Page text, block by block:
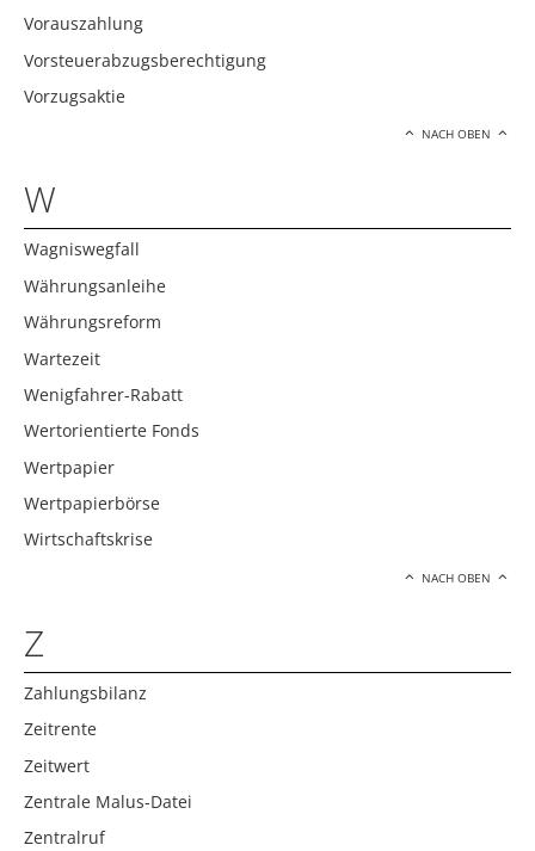
Vorauszahlung
Vorsteuerabzugsberechtigung
Vorzugsaktie
NACH OBEN
W
Wagniswegfall
Währungsanleihe
Währungsreform
Wartezeit
Wenigfahrer-Rabatt
Wertorientierte Fonds
Wertpapier
Wertpapierbörse
Wirtschaftskrise
NACH OBEN
Z
Zahlungsbilanz
Zeitrente
Zeitwert
Zentrale Malus-Datei
Zentralruf